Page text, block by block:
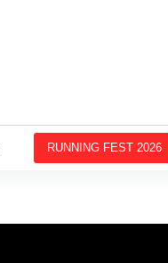
RUNNING FEST 2026